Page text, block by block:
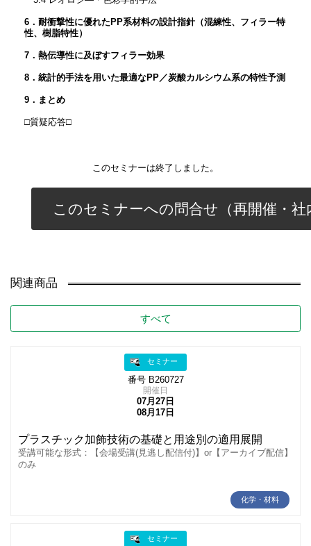
6．耐衝撃性に優れたPP系材料の設計指針（混練性、フィラー特
性、樹脂特性）
7．熱伝導性に及ぼすフィラー効果
8．統計的手法を用いた最適なPP／炭酸カルシウム系の特性予測
9．まとめ
□質疑応答□
このセミナーは終了しました。
このセミナーへの問合せ（再開催・社
関連商品
すべて
セミナー
番号 B260727
開催日
07月27日
08月17日
プラスチック加飾技術の基礎と用途別の適用展開
受講可能な形式：【会場受講(見逃し配信付)】or【アーカイブ配信】
のみ
化学・材料
セミナー